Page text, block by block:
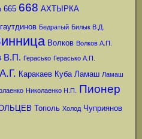
665 668 АХТЫРКА
Бедратый Билык В.Д.
Волков Волков А.П.
В.П. Герасько Герасько А.П.
Каракаев Куба Ламаш Ламаш
Николаенко Н.П. Пионер
Тополь Холод Чуприянов